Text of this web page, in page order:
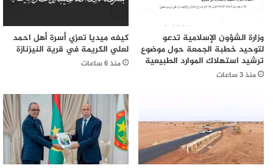
وزارة الشؤون الإسلامية تدعو
لتوحيد خطبة الجمعة حول موضوع
ترشيد استهلاك الموارد الطبيعية
منذ 3 ساعات
كيفه ميديا تعزي أسرة أهل احمد
لعلي الكريمة في قرية النيزنازة
منذ 6 ساعات